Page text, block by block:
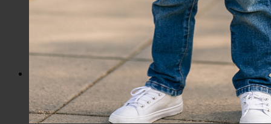
Sukne / Kraťasy
Tričká
Šaty
Doplnky
Bazárová ponuka
Dámske
Detské